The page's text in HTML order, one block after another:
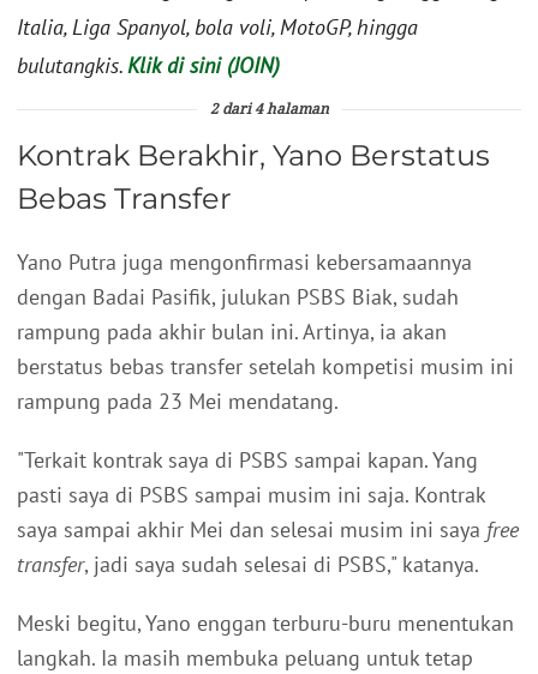
Italia, Liga Spanyol, bola voli, MotoGP, hingga
bulutangkis.Klik di sini (JOIN)
2 dari 4 halaman
Kontrak Berakhir, Yano Berstatus
Bebas Transfer
Yano Putra juga mengonfirmasi kebersamaannya
dengan Badai Pasifik, julukan PSBS Biak, sudah
rampung pada akhir bulan ini. Artinya, ia akan
berstatus bebas transfer setelah kompetisi musim ini
rampung pada 23 Mei mendatang.
"Terkait kontrak saya di PSBS sampai kapan. Yang
pasti saya di PSBS sampai musim ini saja. Kontrak
saya sampai akhir Mei dan selesai musim ini saya free
transfer, jadi saya sudah selesai di PSBS," katanya.
Meski begitu, Yano enggan terburu-buru menentukan
langkah. Ia masih membuka peluang untuk tetap